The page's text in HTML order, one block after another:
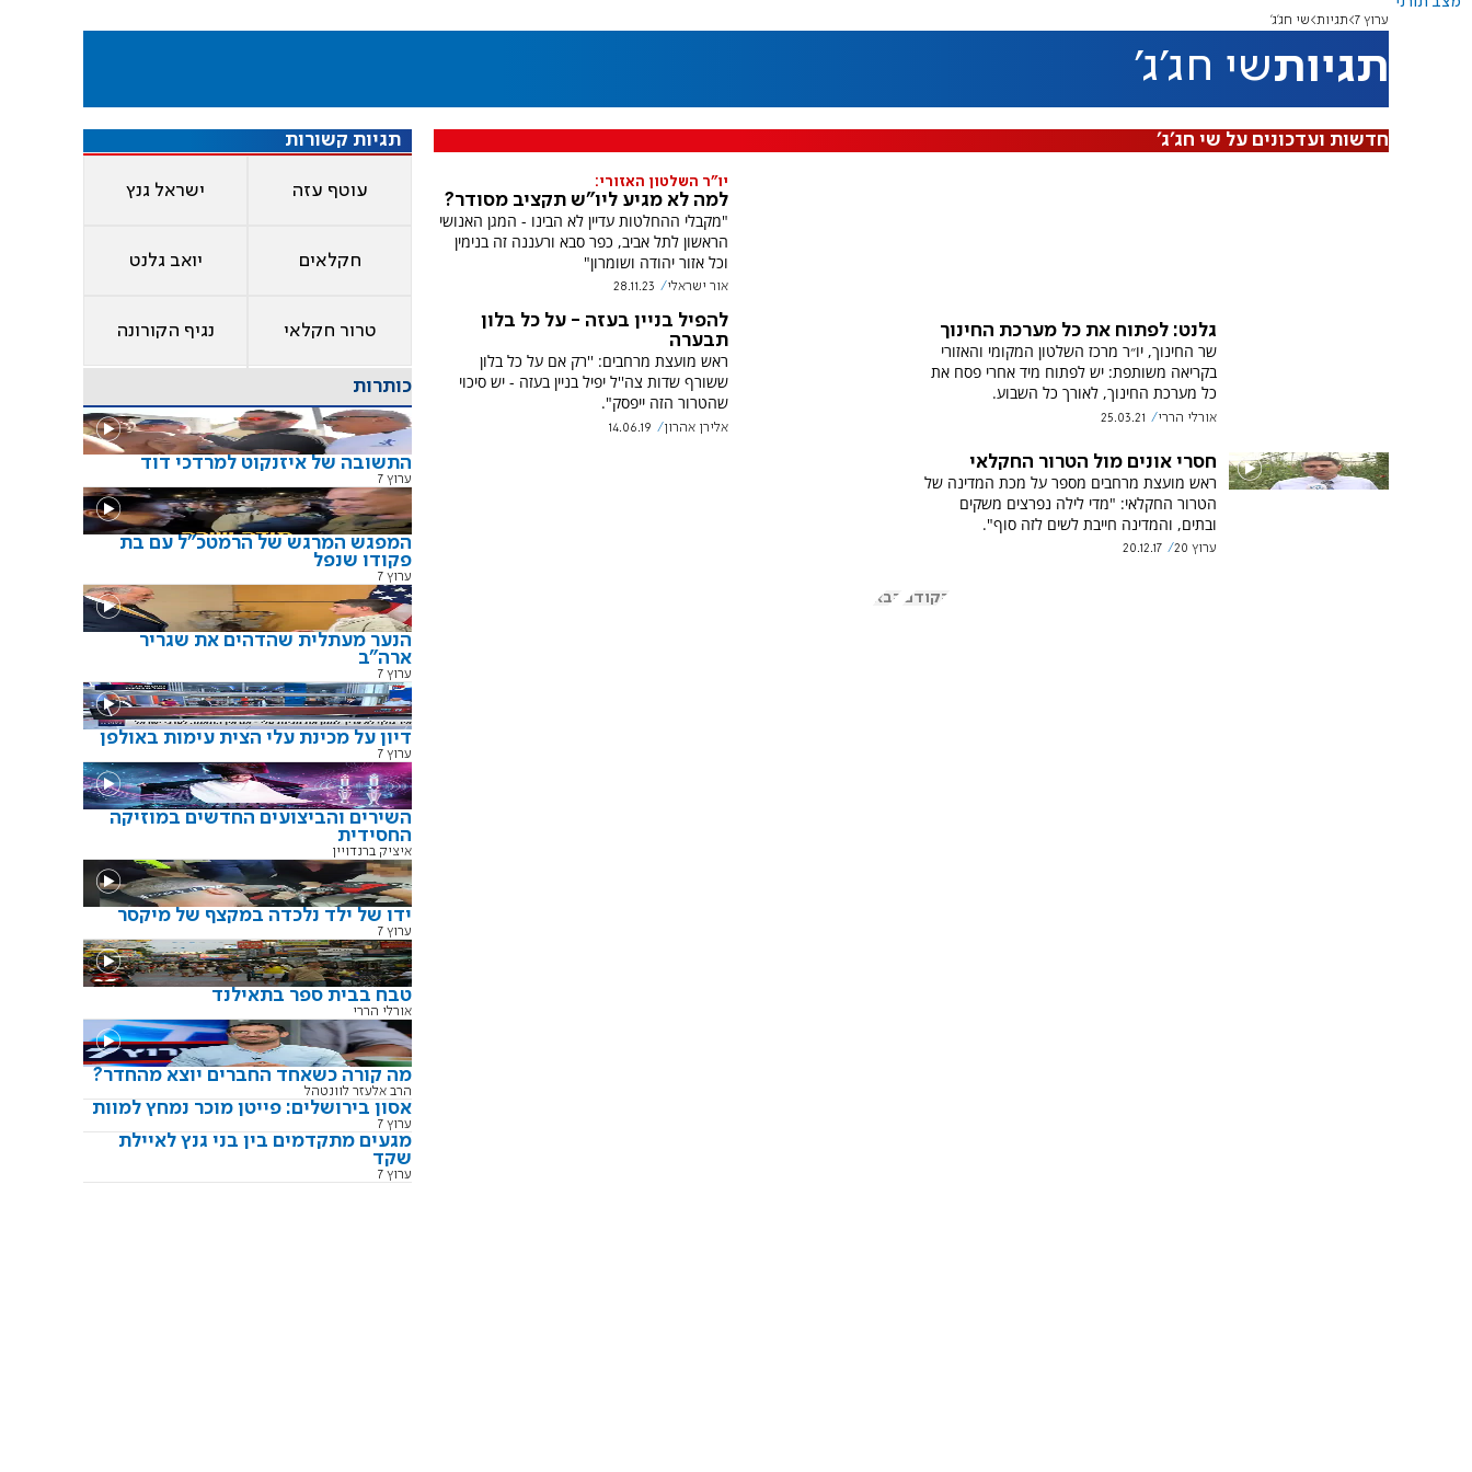
ערוץ 7 תגיות שי חג'ג'
תגיותשי חג'ג'
חדשות ועדכונים על שי חג'ג'
יו"ר השלטון האזורי:
למה לא מגיע ליו"ש תקציב מסודר?
"מקבלי ההחלטות עדיין לא הבינו - המגן האנושי
הראשון לתל אביב, כפר סבא ורעננה זה בנימין
וכל אזור יהודה ושומרון"
אור ישראלי 28.11.23
גלנט: לפתוח את כל מערכת החינוך
שר החינוך, יו״ר מרכז השלטון המקומי והאזורי
בקריאה משותפת: יש לפתוח מיד אחרי פסח את
כל מערכת החינוך, לאורך כל השבוע.
אורלי הררי 25.03.21
להפיל בניין בעזה - על כל בלון
תבערה
ראש מועצת מרחבים: ''רק אם על כל בלון
ששורף שדות צה''ל יפיל בניין בעזה - יש סיכוי
שהטרור הזה ייפסק".
אלירן אהרון 14.06.19
חסרי אונים מול הטרור החקלאי
ראש מועצת מרחבים מספר על מכת המדינה של
הטרור החקלאי: "מדי לילה נפרצים משקים
ובתים, והמדינה חייבת לשים לזה סוף".
ערוץ 20 20.12.17
הקודם הבא
תגיות קשורות
עוטף עזה ישראל גנץ
חקלאים יואב גלנט
טרור חקלאי נגיף הקורונה
כותרות
התשובה של איזנקוט למרדכי דוד
ערוץ 7
המפגש המרגש של הרמטכ"ל עם בת
פקודו שנפל
ערוץ 7
הנער מעתלית שהדהים את שגריר
ארה"ב
ערוץ 7
דיון על מכינת עלי הצית עימות באולפן
ערוץ 7
השירים והביצועים החדשים במוזיקה
החסידית
איציק ברנדויין
ידו של ילד נלכדה במקצף של מיקסר
ערוץ 7
טבח בבית ספר בתאילנד
אורלי הררי
מה קורה כשאחד החברים יוצא מהחדר?
הרב אלעזר לוונטהל
אסון בירושלים: פייטן מוכר נמחץ למוות
ערוץ 7
מגעים מתקדמים בין בני גנץ לאיילת
שקד
ערוץ 7